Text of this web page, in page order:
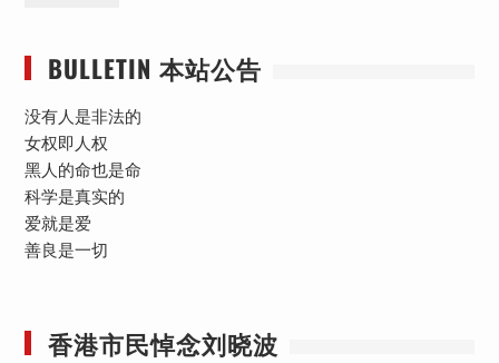
BULLETIN 本站公告
没有人是非法的
女权即人权
黑人的命也是命
科学是真实的
爱就是爱
善良是一切
香港市民悼念刘晓波